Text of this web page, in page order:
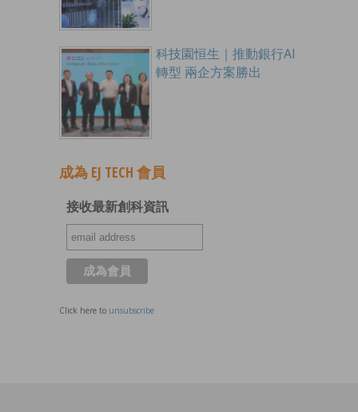
科技園恒生｜推動銀行AI
轉型 兩企方案勝出
成為 EJ TECH 會員
接收最新創科資訊
Click here to unsubscribe